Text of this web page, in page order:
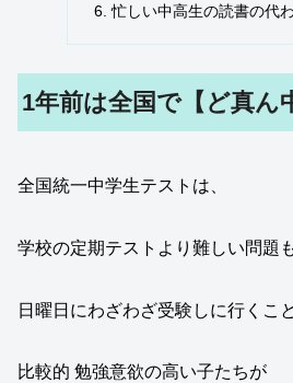
忙しい中高生の読書の代
1年前は全国で【ど真ん
全国統一中学生テストは、
学校の定期テストより難しい問題
日曜日にわざわざ受験しに行くこ
比較的 勉強意欲の高い子たちが